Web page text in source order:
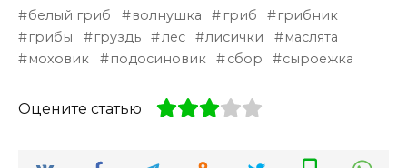
белый гриб волнушка гриб
грибник
грибы
груздь лес лисички
маслята
моховик
подосиновик сбор сыроежка
Оцените статью